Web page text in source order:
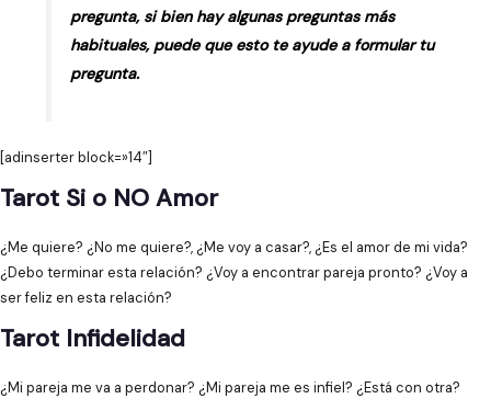
pregunta, si bien hay algunas preguntas más
habituales, puede que esto te ayude a formular tu
pregunta.
[adinserter block=»14″]
Tarot Si o NO Amor
¿Me quiere? ¿No me quiere?, ¿Me voy a casar?, ¿Es el amor de mi vida?
¿Debo terminar esta relación? ¿Voy a encontrar pareja pronto? ¿Voy a
ser feliz en esta relación?
Tarot Infidelidad
¿Mi pareja me va a perdonar? ¿Mi pareja me es infiel? ¿Está con otra?